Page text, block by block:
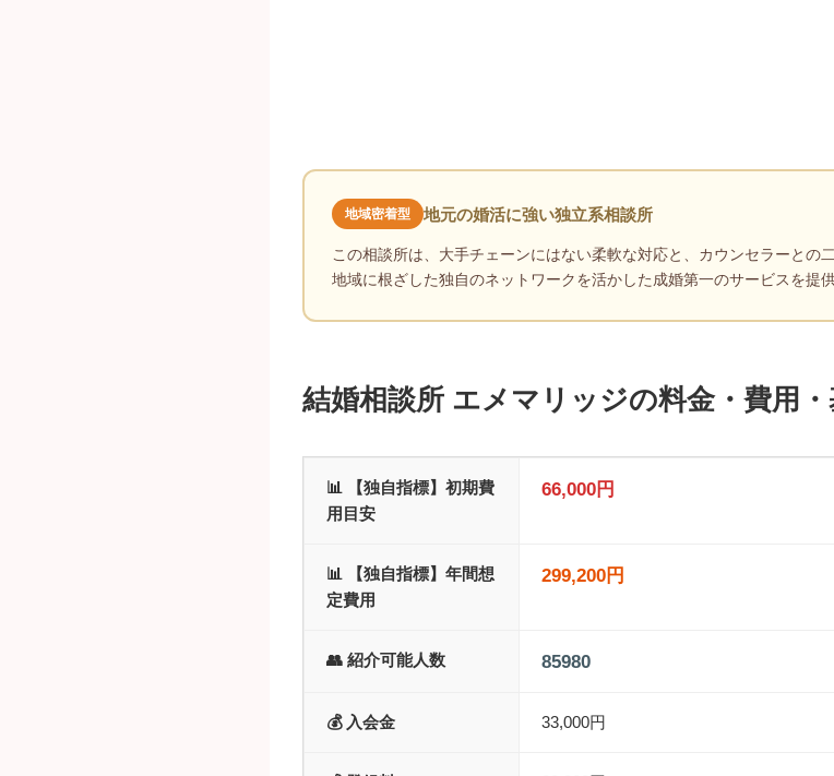
地域密着型 地元の婚活に強い独立系相談所
この相談所は、大手チェーンにはない柔軟な対応と、カウンセラーとの
地域に根ざした独自のネットワークを活かした成婚第一のサービスを提供
結婚相談所 エメマリッジの料金・費用・
📊 【独自指標】初期費
用目安
66,000円
📊 【独自指標】年間想
定費用
299,200円
👥 紹介可能人数 85980
💰 入会金 33,000円